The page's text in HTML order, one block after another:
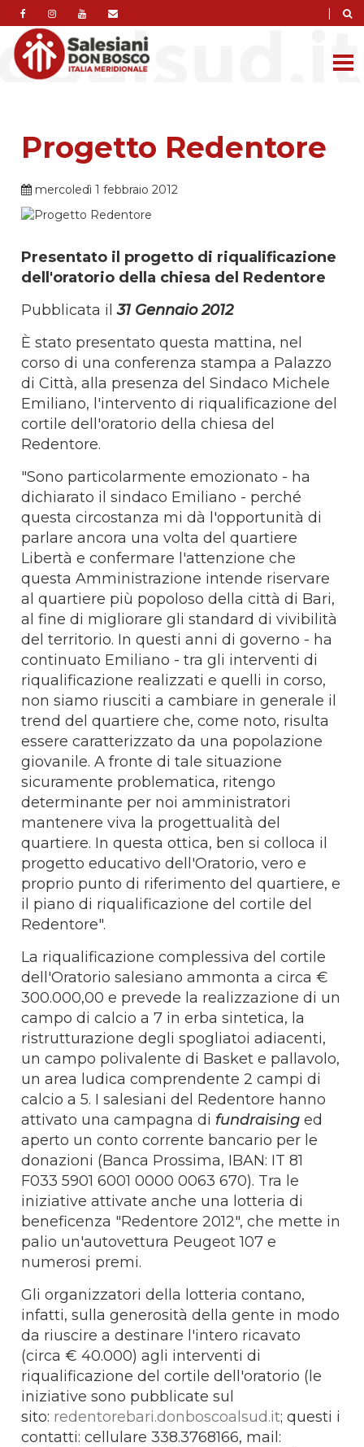
|
Progetto Redentore
mercoledì 1 febbraio 2012
Presentato il progetto di riqualificazione
dell'oratorio della chiesa del Redentore
Pubblicata il31 Gennaio 2012
È stato presentato questa mattina, nel
corso di una conferenza stampa a Palazzo
di Città, alla presenza del Sindaco Michele
Emiliano, l'intervento di riqualificazione del
cortile dell'oratorio della chiesa del
Redentore.
"Sono particolarmente emozionato - ha
dichiarato il sindaco Emiliano - perché
questa circostanza mi dà l'opportunità di
parlare ancora una volta del quartiere
Libertà e confermare l'attenzione che
questa Amministrazione intende riservare
al quartiere più popoloso della città di Bari,
al fine di migliorare gli standard di vivibilità
del territorio. In questi anni di governo - ha
continuato Emiliano - tra gli interventi di
riqualificazione realizzati e quelli in corso,
non siamo riusciti a cambiare in generale il
trend del quartiere che, come noto, risulta
essere caratterizzato da una popolazione
giovanile. A fronte di tale situazione
sicuramente problematica, ritengo
determinante per noi amministratori
mantenere viva la progettualità del
quartiere. In questa ottica, ben si colloca il
progetto educativo dell'Oratorio, vero e
proprio punto di riferimento del quartiere, e
il piano di riqualificazione del cortile del
Redentore".
La riqualificazione complessiva del cortile
dell'Oratorio salesiano ammonta a circa €
300.000,00 e prevede la realizzazione di un
campo di calcio a 7 in erba sintetica, la
ristrutturazione degli spogliatoi adiacenti,
un campo polivalente di Basket e pallavolo,
un area ludica comprendente 2 campi di
calcio a 5. I salesiani del Redentore hanno
attivato una campagna di fundraising ed
aperto un conto corrente bancario per le
donazioni (Banca Prossima, IBAN: IT 81
F033 5901 6001 0000 0063 670). Tra le
iniziative attivate anche una lotteria di
beneficenza "Redentore 2012", che mette in
palio un'autovettura Peugeot 107 e
numerosi premi.
Gli organizzatori della lotteria contano,
infatti, sulla generosità della gente in modo
da riuscire a destinare l'intero ricavato
(circa € 40.000) agli interventi di
riqualificazione del cortile dell'oratorio (le
iniziative sono pubblicate sul
sito: redentorebari.donboscoalsud.it; questi i
contatti: cellulare 338.3768166, mail: